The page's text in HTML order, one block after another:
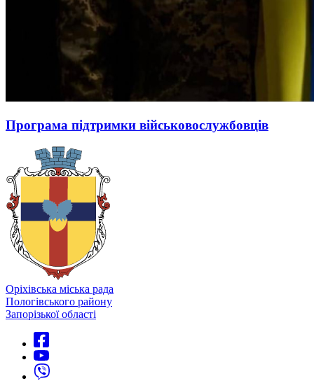
Програма підтримки військовослужбовців
Оріхівська міська рада
Пологівського району
Запорізької області